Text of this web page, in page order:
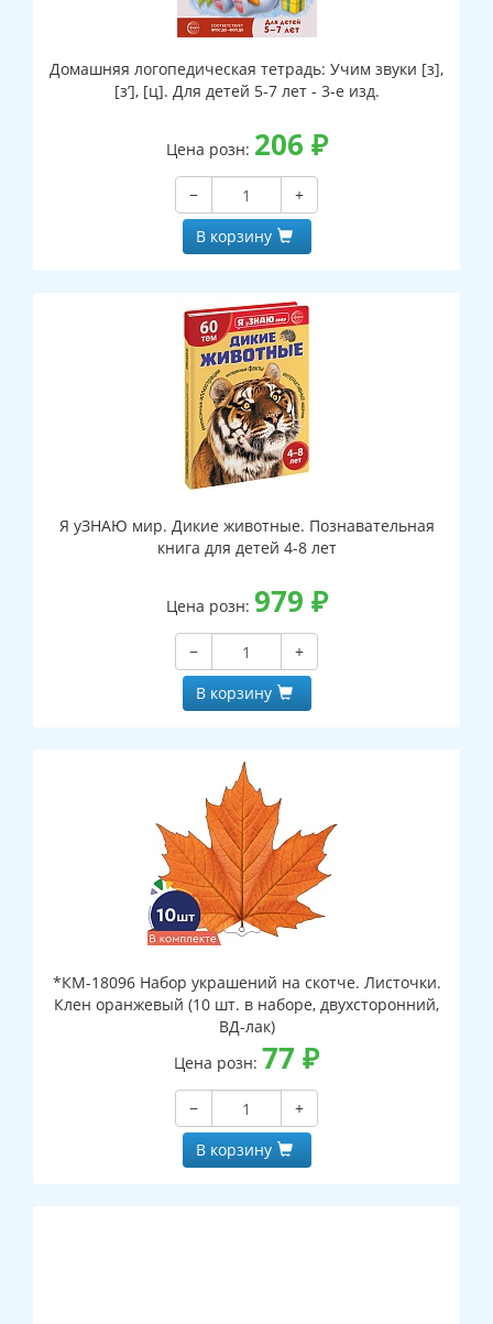
Домашняя логопедическая тетрадь: Учим звуки [з],
[з’], [ц]. Для детей 5-7 лет - 3-е изд.
Цена розн: 206 ₽
−
+
В корзину
Я уЗНАЮ мир. Дикие животные. Познавательная
книга для детей 4-8 лет
Цена розн: 979 ₽
−
+
В корзину
*КМ-18096 Набор украшений на скотче. Листочки.
Клен оранжевый (10 шт. в наборе, двухсторонний,
ВД-лак)
Цена розн: 77 ₽
−
+
В корзину